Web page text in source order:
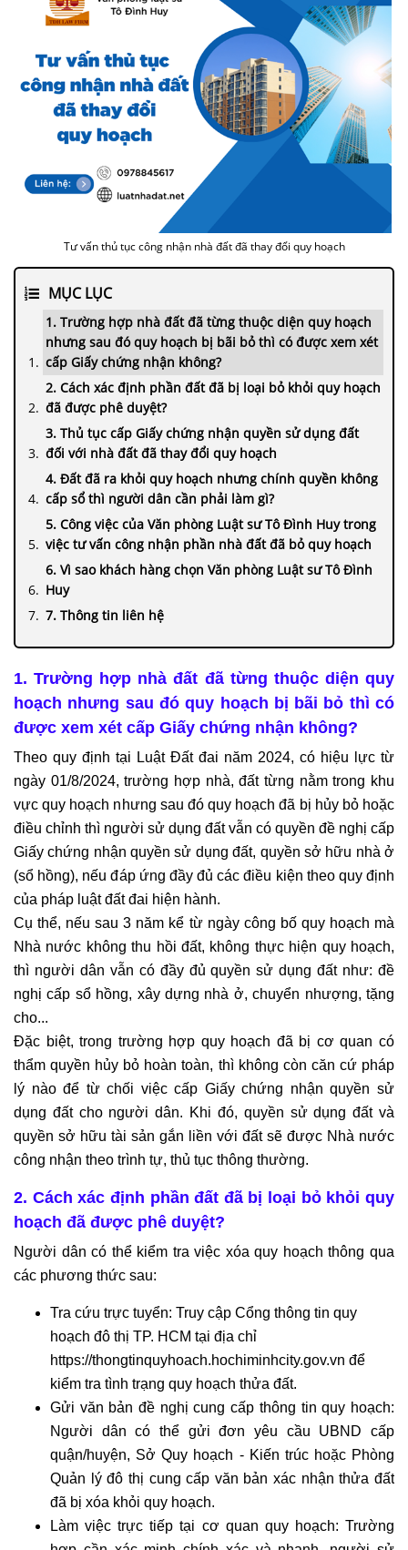
Tư vấn thủ tục công nhận nhà đất đã thay đổi quy hoạch
MỤC LỤC
1. Trường hợp nhà đất đã từng thuộc diện quy hoạch
nhưng sau đó quy hoạch bị bãi bỏ thì có được xem xét
cấp Giấy chứng nhận không?
2. Cách xác định phần đất đã bị loại bỏ khỏi quy hoạch
đã được phê duyệt?
3. Thủ tục cấp Giấy chứng nhận quyền sử dụng đất
đối với nhà đất đã thay đổi quy hoạch
4. Đất đã ra khỏi quy hoạch nhưng chính quyền không
cấp sổ thì người dân cần phải làm gì?
5. Công việc của Văn phòng Luật sư Tô Đình Huy trong
việc tư vấn công nhận phần nhà đất đã bỏ quy hoạch
6. Vì sao khách hàng chọn Văn phòng Luật sư Tô Đình
Huy
7. Thông tin liên hệ
1. Trường hợp nhà đất đã từng thuộc diện quy
hoạch nhưng sau đó quy hoạch bị bãi bỏ thì có
được xem xét cấp Giấy chứng nhận không?
Theo quy định tại Luật Đất đai năm 2024, có hiệu lực từ
ngày 01/8/2024, trường hợp nhà, đất từng nằm trong khu
vực quy hoạch nhưng sau đó quy hoạch đã bị hủy bỏ hoặc
điều chỉnh thì người sử dụng đất vẫn có quyền đề nghị cấp
Giấy chứng nhận quyền sử dụng đất, quyền sở hữu nhà ở
(sổ hồng), nếu đáp ứng đầy đủ các điều kiện theo quy định
của pháp luật đất đai hiện hành.
Cụ thể, nếu sau 3 năm kể từ ngày công bố quy hoạch mà
Nhà nước không thu hồi đất, không thực hiện quy hoạch,
thì người dân vẫn có đầy đủ quyền sử dụng đất như: đề
nghị cấp sổ hồng, xây dựng nhà ở, chuyển nhượng, tặng
cho...
Đặc biệt, trong trường hợp quy hoạch đã bị cơ quan có
thẩm quyền hủy bỏ hoàn toàn, thì không còn căn cứ pháp
lý nào để từ chối việc cấp Giấy chứng nhận quyền sử
dụng đất cho người dân. Khi đó, quyền sử dụng đất và
quyền sở hữu tài sản gắn liền với đất sẽ được Nhà nước
công nhận theo trình tự, thủ tục thông thường.
2. Cách xác định phần đất đã bị loại bỏ khỏi quy
hoạch đã được phê duyệt?
Người dân có thể kiểm tra việc xóa quy hoạch thông qua
các phương thức sau:
Tra cứu trực tuyển: Truy cập Cổng thông tin quy
hoạch đô thị TP. HCM tại địa chỉ
https://thongtinquyhoach.hochiminhcity.gov.vn để
kiểm tra tình trạng quy hoạch thửa đất.
Gửi văn bản đề nghị cung cấp thông tin quy hoạch:
Người dân có thể gửi đơn yêu cầu UBND cấp
quận/huyện, Sở Quy hoạch - Kiến trúc hoặc Phòng
Quản lý đô thị cung cấp văn bản xác nhận thửa đất
đã bị xóa khỏi quy hoạch.
Làm việc trực tiếp tại cơ quan quy hoạch: Trường